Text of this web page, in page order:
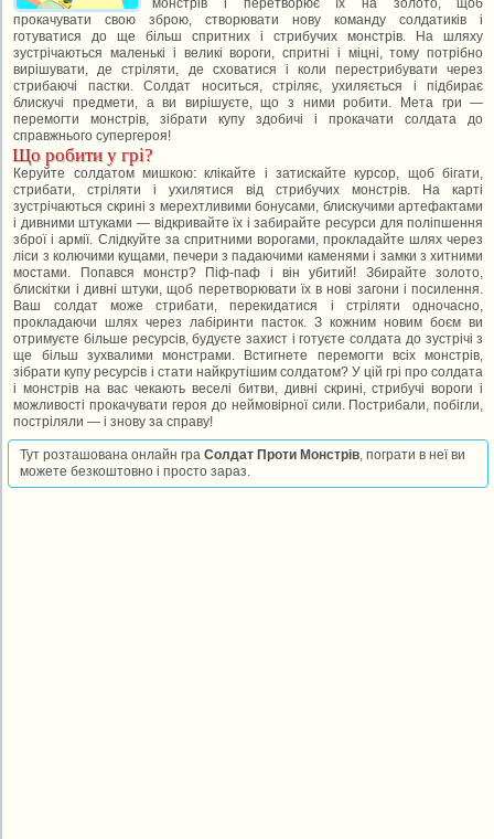
монстрів і перетворює їх на золото, щоб
прокачувати свою зброю, створювати нову команду солдатиків і
готуватися до ще більш спритних і стрибучих монстрів. На шляху
зустрічаються маленькі і великі вороги, спритні і міцні, тому потрібно
вирішувати, де стріляти, де сховатися і коли перестрибувати через
стрибаючі пастки. Солдат носиться, стріляє, ухиляється і підбирає
блискучі предмети, а ви вирішуєте, що з ними робити. Мета гри —
перемогти монстрів, зібрати купу здобичі і прокачати солдата до
справжнього супергероя!
Що робити у грі?
Керуйте солдатом мишкою: клікайте і затискайте курсор, щоб бігати,
стрибати, стріляти і ухилятися від стрибучих монстрів. На карті
зустрічаються скрині з мерехтливими бонусами, блискучими артефактами
і дивними штуками — відкривайте їх і забирайте ресурси для поліпшення
зброї і армії. Слідкуйте за спритними ворогами, прокладайте шлях через
ліси з колючими кущами, печери з падаючими каменями і замки з хитними
мостами. Попався монстр? Піф-паф і він убитий! Збирайте золото,
блискітки і дивні штуки, щоб перетворювати їх в нові загони і посилення.
Ваш солдат може стрибати, перекидатися і стріляти одночасно,
прокладаючи шлях через лабіринти пасток. З кожним новим боєм ви
отримуєте більше ресурсів, будуєте захист і готуєте солдата до зустрічі з
ще більш зухвалими монстрами. Встигнете перемогти всіх монстрів,
зібрати купу ресурсів і стати найкрутішим солдатом? У цій грі про солдата
і монстрів на вас чекають веселі битви, дивні скрині, стрибучі вороги і
можливості прокачувати героя до неймовірної сили. Пострибали, побігли,
постріляли — і знову за справу!
Тут розташована онлайн граСолдат Проти Монстрів, пограти в неї ви
можете безкоштовно і просто зараз.